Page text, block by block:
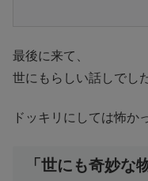
最後に来て、
世にもらしい話しでし
ドッキリにしては怖か
「世にも奇妙な